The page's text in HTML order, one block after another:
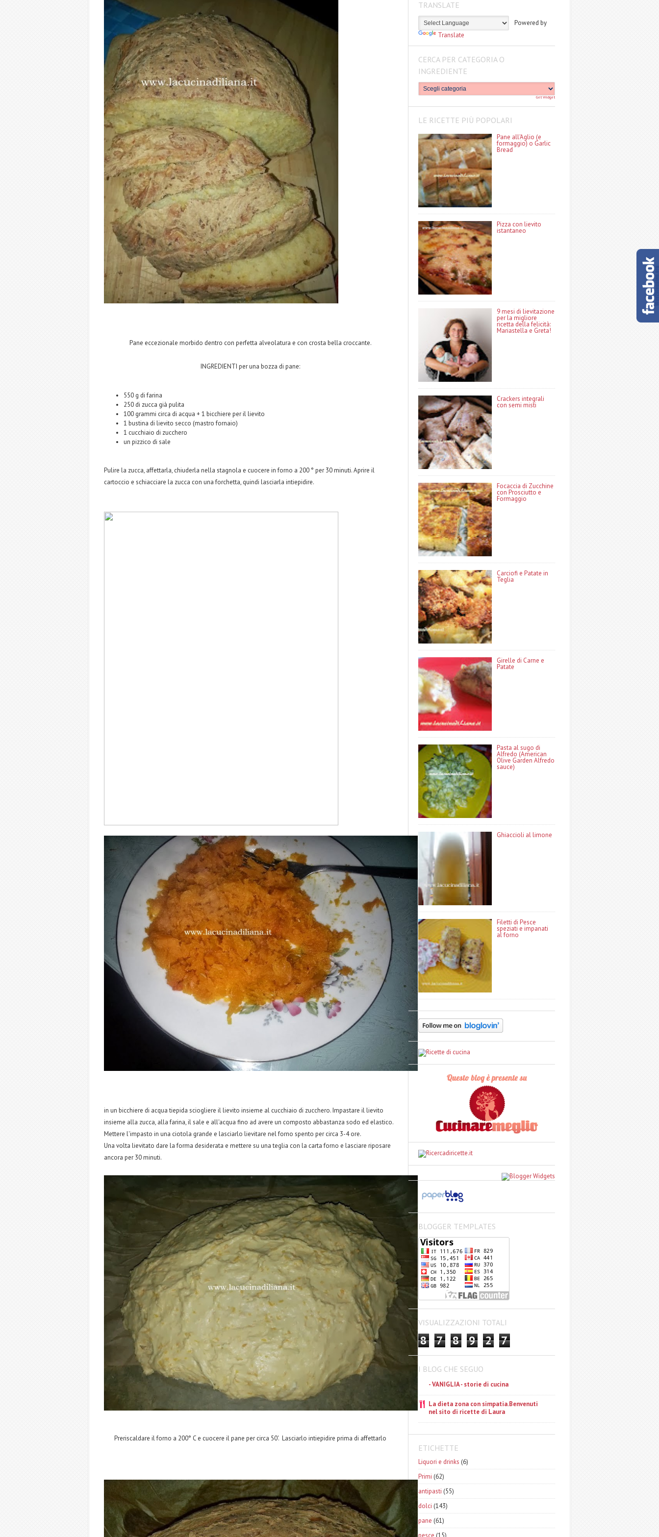
Pane eccezionale morbido dentro con perfetta alveolatura e con crosta bella croccante.
INGREDIENTI per una bozza di pane:
550 g di farina
250 di zucca già pulita
100 grammi circa di acqua + 1 bicchiere per il lievito
1 bustina di lievito secco (mastro fornaio)
1 cucchiaio di zucchero
un pizzico di sale
Pulire la zucca, affettarla, chiuderla nella stagnola e cuocere in forno a 200 ° per 30 minuti. Aprire il
cartoccio e schiacciare la zucca con una forchetta, quindi lasciarla intiepidire.
in un bicchiere di acqua tiepida sciogliere il lievito insieme al cucchiaio di zucchero. Impastare il lievito
insieme alla zucca, alla farina, il sale e all'acqua fino ad avere un composto abbastanza sodo ed elastico.
Mettere l'impasto in una ciotola grande e lasciarlo lievitare nel forno spento per circa 3-4 ore.
Una volta lievitato dare la forma desiderata e mettere su una teglia con la carta forno e lasciare riposare
ancora per 30 minuti.
Preriscaldare il forno a 200° C e cuocere il pane per circa 50'. Lasciarlo intiepidire prima di affettarlo
TRANSLATE
Powered by
Translate
CERCA PER CATEGORIA O
INGREDIENTE
Get Widget
LE RICETTE PIÙ POPOLARI
Pane all'Aglio (e
formaggio) o Garlic
Bread
Pizza con lievito
istantaneo
9 mesi di lievitazione
per la migliore
ricetta della felicità:
Mariastella e Greta!
Crackers integrali
con semi misti
Focaccia di Zucchine
con Prosciutto e
Formaggio
Carciofi e Patate in
Teglia
Girelle di Carne e
Patate
Pasta al sugo di
Alfredo (American
Olive Garden Alfredo
sauce)
Ghiaccioli al limone
Filetti di Pesce
speziati e impanati
al forno
BLOGGER TEMPLATES
VISUALIZZAZIONI TOTALI
8 7 8 9 2 7
I BLOG CHE SEGUO
- VANIGLIA - storie di cucina
La dieta zona con simpatia.Benvenuti
nel sito di ricette di Laura
ETICHETTE
Liquori e drinks (6)
Primi (62)
antipasti (55)
dolci (143)
pane (61)
pesce (15)